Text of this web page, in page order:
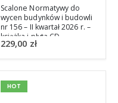
Scalone Normatywy do
wycen budynków i budowli
nr 156 – II kwartał 2026 r. –
książka i płyta CD
229,00 zł
HOT